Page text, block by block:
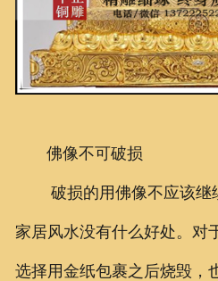
佛像不可破损
破损的用佛像不应该继
家居风水没有什么好处。对
选择用金纸包裹之后烧毁，